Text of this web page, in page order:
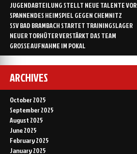
JUGENDABTEILUNG STELLT NEUE TALENTE VOR
SPANNENDES HEIMSPIEL GEGEN CHEMNITZ
SSV BAD BRAMBACH STARTET TRAININGSLAGER
NEUER TORHÜTER VERSTÄRKT DAS TEAM
GROSSE AUFNAHME IM POKAL
ARCHIVES
October 2025
September 2025
August 2025
June 2025
February 2025
January 2025